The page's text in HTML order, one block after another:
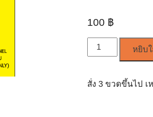
100 ฿
จำนวน
หยิบ
สั่ง 3 ขวดขึ้นไป เ